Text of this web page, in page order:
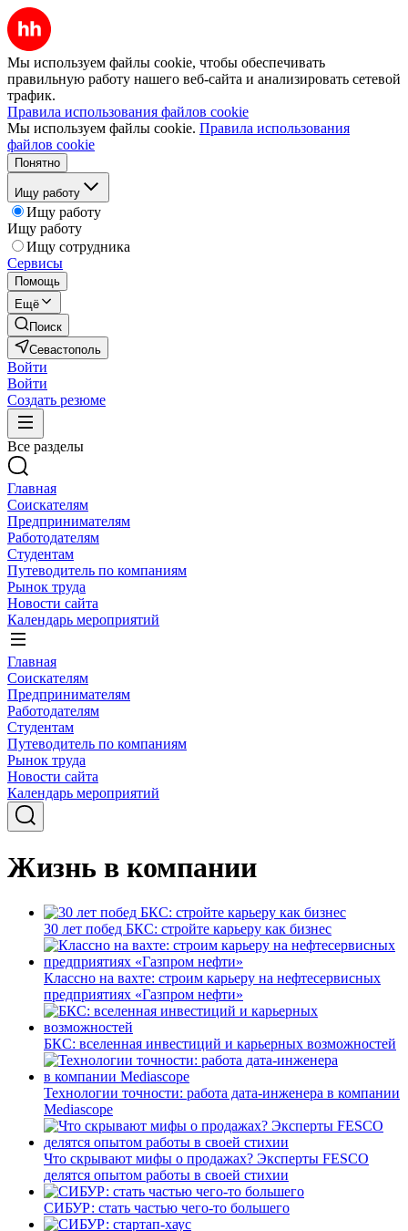
Мы используем файлы cookie, чтобы обеспечивать
правильную работу нашего веб-сайта и анализировать сетевой
трафик.
Правила использования файлов cookie
Мы используем файлы cookie. Правила использования
файлов cookie
Понятно
Ищу работу
Ищу работу
Ищу работу
Ищу сотрудника
Сервисы
Помощь
Ещё
Поиск
Севастополь
Войти
Войти
Создать резюме
Все разделы
Главная
Соискателям
Предпринимателям
Работодателям
Студентам
Путеводитель по компаниям
Рынок труда
Новости сайта
Календарь мероприятий
Главная
Соискателям
Предпринимателям
Работодателям
Студентам
Путеводитель по компаниям
Рынок труда
Новости сайта
Календарь мероприятий
Жизнь в компании
30 лет побед БКС: стройте карьеру как бизнес
Классно на вахте: строим карьеру на нефтесервисных
предприятиях «Газпром нефти»
БКС: вселенная инвестиций и карьерных возможностей
Технологии точности: работа дата-инженера в компании
Mediascope
Что скрывают мифы о продажах? Эксперты FESCO
делятся опытом работы в своей стихии
СИБУР: стать частью чего-то большего